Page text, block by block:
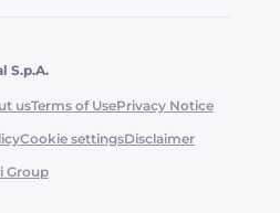
S.p.A.
usTerms of UsePrivacy Notice
Cookie settingsDisclaimer
Group